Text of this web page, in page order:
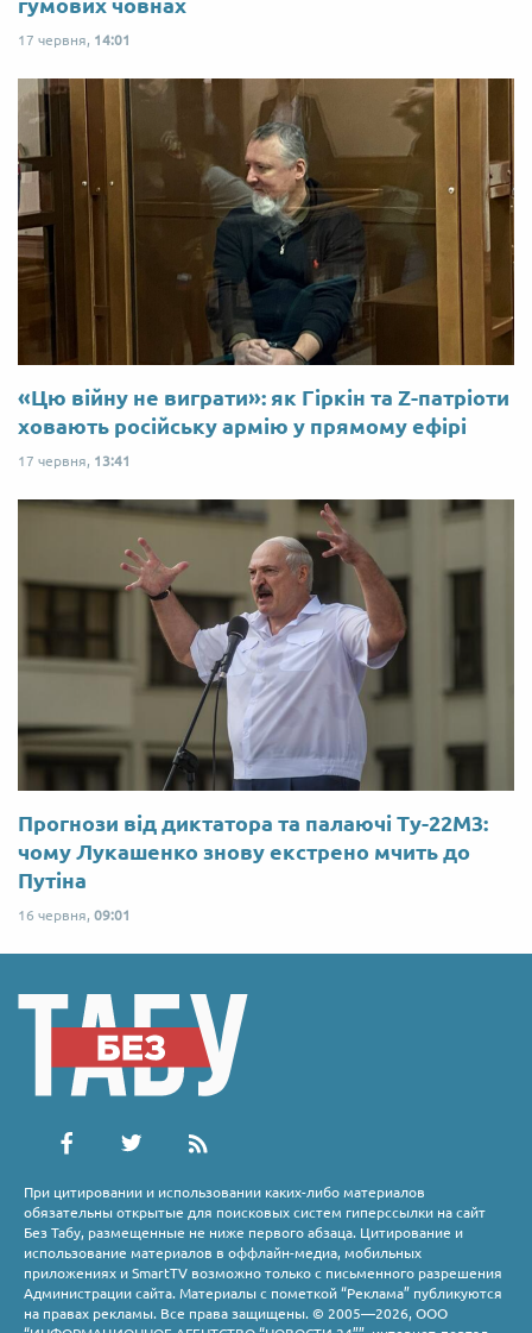
17 червня, 14:01
«Цю війну не виграти»: як Гіркін та Z-патріоти
ховають російську армію у прямому ефірі
17 червня, 13:41
Прогнози від диктатора та палаючі Ту-22М3:
чому Лукашенко знову екстрено мчить до
Путіна
16 червня, 09:01
При цитировании и использовании каких-либо материалов
обязательны открытые для поисковых систем гиперссылки на сайт
Без Табу, размещенные не ниже первого абзаца. Цитирование и
использование материалов в оффлайн-медиа, мобильных
приложениях и SmartTV возможно только с письменного разрешения
Администрации сайта. Материалы с пометкой “Реклама” публикуются
на правах рекламы. Все права защищены. © 2005—2026, ООО